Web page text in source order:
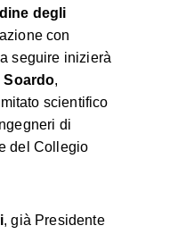
degli
con
seguire inizierà
Soardo,
scientifico
di
del Collegio
, già Presidente